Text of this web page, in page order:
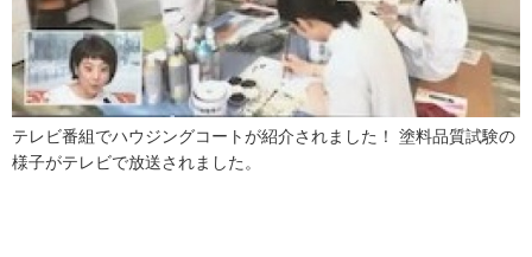
テレビ番組でハウジングコートが紹介されました！ 塗料品質試験の
様子がテレビで放送されました。